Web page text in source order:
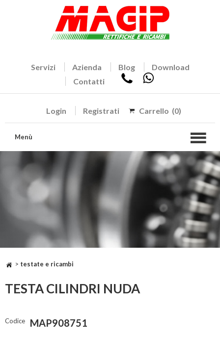
Servizi Azienda Blog
Download
Contatti
Login Registrati Carrello (0)
Menù
> testate e ricambi
TESTA CILINDRI NUDA
Codice MAP908751